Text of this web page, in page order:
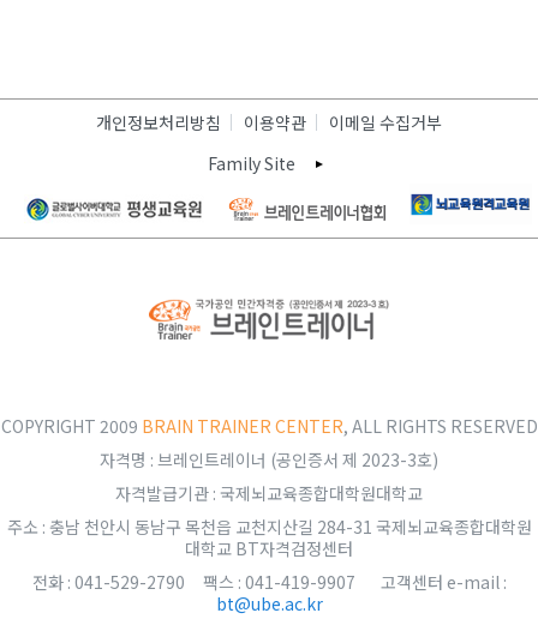
개인정보처리방침 이용약관
이메일 수집거부
Family Site
COPYRIGHT 2009 BRAIN TRAINER CENTER, ALL RIGHTS RESERVED
자격명 : 브레인트레이너 (공인증서 제 2023-3호)
자격발급기관 : 국제뇌교육종합대학원대학교
주소 : 충남 천안시 동남구 목천읍 교천지산길 284-31 국제뇌교육종합대학원
대학교 BT자격검정센터
전화 : 041-529-2790 팩스 : 041-419-9907 고객센터 e-mail :
bt@ube.ac.kr